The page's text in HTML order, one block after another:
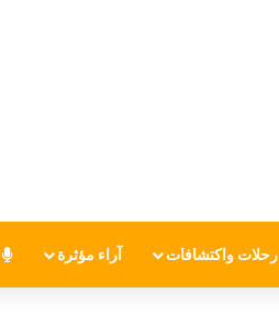
رحلات واكتشافات آراء مؤثرة